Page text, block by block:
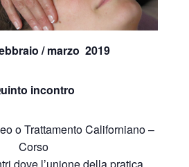
/ marzo 2019
incontro
o Trattamento Californiano –
Corso
dove l’unione della pratica